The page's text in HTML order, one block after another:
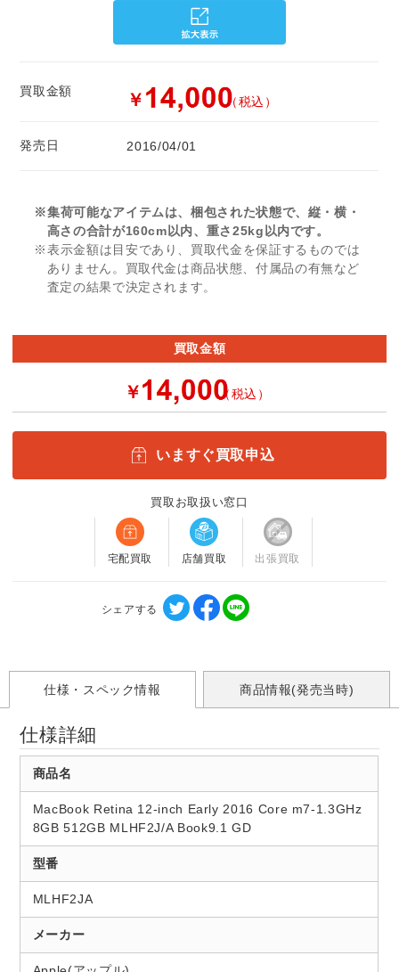
買取金額 ￥ （税込）
発売日 2016/04/01
※集荷可能なアイテムは、梱包された状態で、縦・横・
高さの合計が160cm以内、重さ25kg以内です。
※表示金額は目安であり、買取代金を保証するものでは
ありません。買取代金は商品状態、付属品の有無など
査定の結果で決定されます。
買取金額
￥ （税込）
いますぐ買取申込
買取お取扱い窓口
宅配買取 店舗買取 出張買取
シェアする
仕様・スペック情報 商品情報(発売当時)
仕様詳細
商品名
MacBook Retina 12-inch Early 2016 Core m7-1.3GHz
8GB 512GB MLHF2J/A Book9.1 GD
型番
MLHF2JA
メーカー